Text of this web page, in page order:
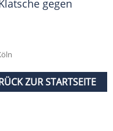
gegen
ZUR STARTSEITE